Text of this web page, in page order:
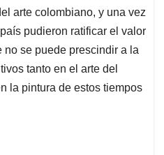
arte colombiano, y una vez
pudieron ratificar el valor
se puede prescindir a la
tanto en el arte del
la pintura de estos tiempos